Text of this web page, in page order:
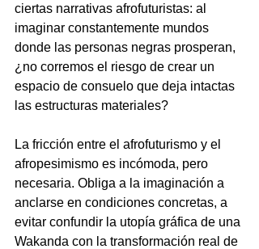
ciertas narrativas afrofuturistas: al
imaginar constantemente mundos
donde las personas negras prosperan,
¿no corremos el riesgo de crear un
espacio de consuelo que deja intactas
las estructuras materiales?
La fricción entre el afrofuturismo y el
afropesimismo es incómoda, pero
necesaria. Obliga a la imaginación a
anclarse en condiciones concretas, a
evitar confundir la utopía gráfica de una
Wakanda con la transformación real de